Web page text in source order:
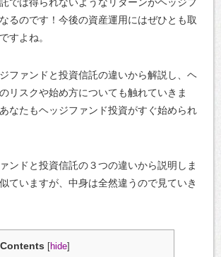
るのです！今後の資産運用にはぜひとも取
すよね。
ファンドと投資信託の違いから解説し、ヘ
リスクや始め方についても触れていきま
なたもヘッジファンド投資がすぐ始められ
ンドと投資信託の３つの違いから説明しま
ていますが、中身は全然違うので見ていき
Contents [hide]